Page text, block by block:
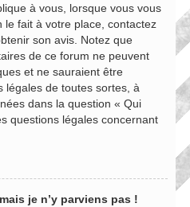
à vous, lorsque vous vous
le fait à votre place, contactez
son avis. Notez que
de ce forum ne peuvent
et ne sauraient être
légales de toutes sortes, à
dans la question « Qui
questions légales concernant
je n’y parviens pas !